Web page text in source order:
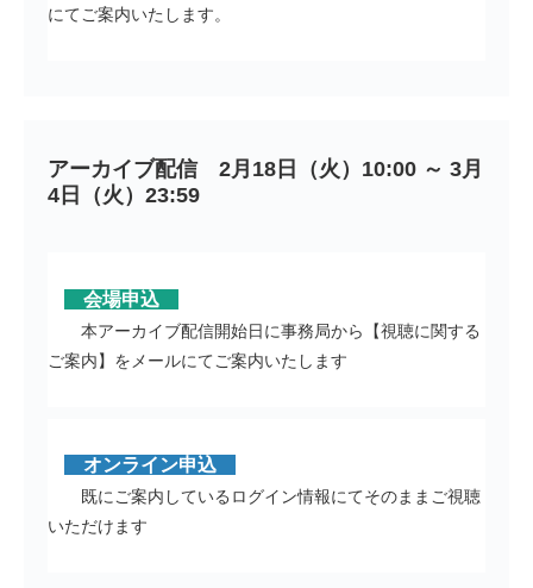
にてご案内いたします。
アーカイブ配信　2月18日（火）10:00 ～ 3月
4日（火）23:59
会場申込
本アーカイブ配信開始日に事務局から【視聴に関する
ご案内】をメールにてご案内いたします
オンライン申込
既にご案内しているログイン情報にてそのままご視聴
いただけます